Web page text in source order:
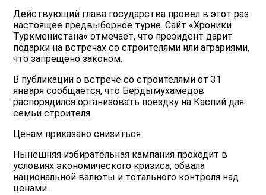
Действующий глава государства провел в этот раз
настоящее предвыборное турне. Сайт «Хроники
Туркменистана» отмечает, что президент дарит
подарки на встречах со строителями или аграриями,
что запрещено законом.
В публикации о встрече со строителями от 31
января сообщается, что Бердымухамедов
распорядился организовать поездку на Каспий для
семьи строителя.
Ценам приказано снизиться
Нынешняя избирательная кампания проходит в
условиях экономического кризиса, обвала
национальной валюты и тотального контроля над
ценами.